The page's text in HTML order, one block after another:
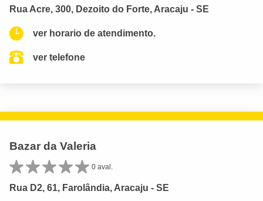
Rua Acre, 300, Dezoito do Forte, Aracaju - SE
ver horario de atendimento.
ver telefone
Bazar da Valeria
0 aval.
Rua D2, 61, Farolândia, Aracaju - SE